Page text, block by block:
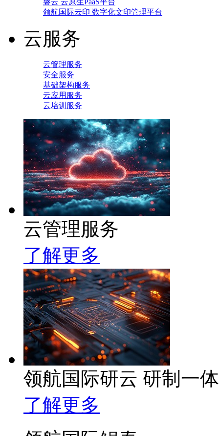
磐云 云原生PaaS平台
领航国际云印 数字化文印管理平台
云服务
云管理服务
安全服务
基础架构服务
云应用服务
云培训服务
云管理服务
了解更多
领航国际研云 研制一
了解更多